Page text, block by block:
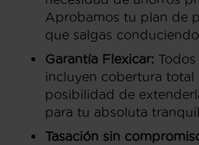
Aprobamos tu plan de
que salgas
Garantía Flexicar:
incluyen cobertura total
posibilidad de
para tu absoluta
Tasación sin